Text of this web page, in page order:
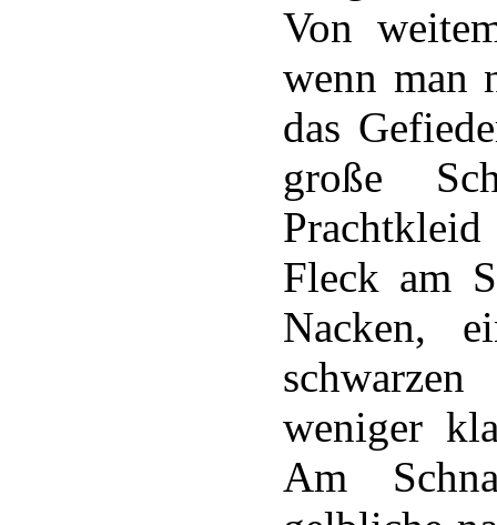
Von
wenn man
das
große
Fleck am
Nacken,
weniger
Am